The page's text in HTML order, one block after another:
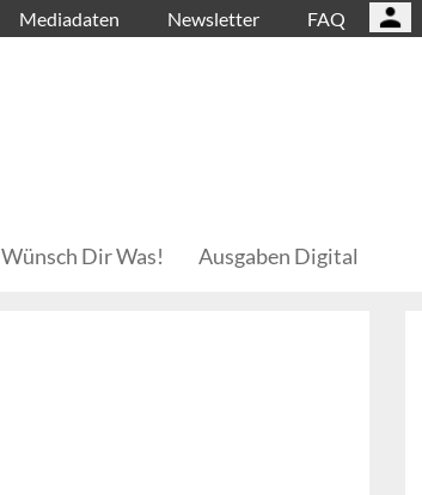
Mediadaten Newsletter FAQ
Wünsch Dir Was! Ausgaben Digital